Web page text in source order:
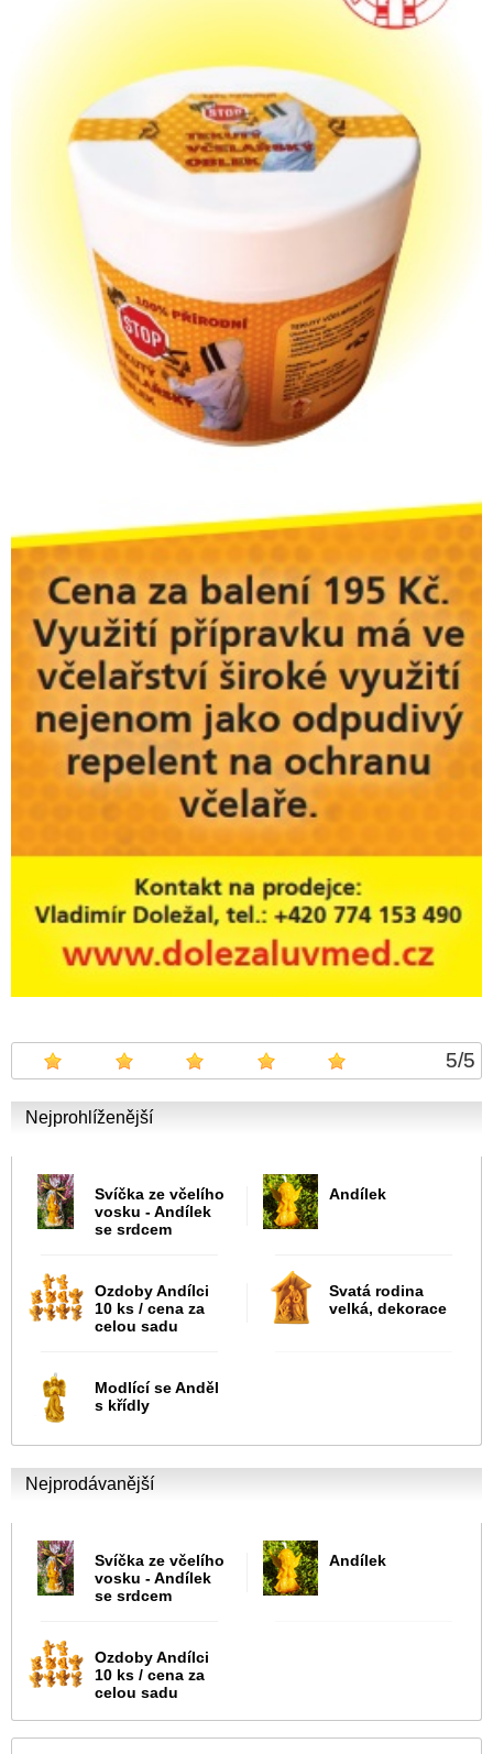
5/5
Nejprohlíženější
Svíčka ze včelího
vosku - Andílek
se srdcem
Andílek
Ozdoby Andílci
10 ks / cena za
celou sadu
Svatá rodina
velká, dekorace
Modlící se Anděl
s křídly
Nejprodávanější
Svíčka ze včelího
vosku - Andílek
se srdcem
Andílek
Ozdoby Andílci
10 ks / cena za
celou sadu